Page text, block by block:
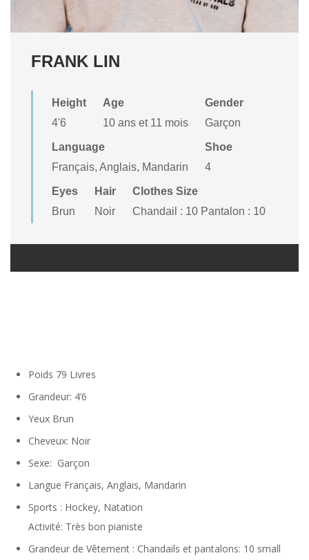
FRANK LIN
Height
4'6
Age
10 ans et 11 mois
Gender
Garçon
Language
Français, Anglais, Mandarin
Shoe
4
Eyes
Brun
Hair
Noir
Clothes Size
Chandail : 10 Pantalon : 10
Poids 79 Livres
Grandeur: 4’6
Yeux Brun
Cheveux: Noir
Sexe: Garçon
Langue Français, Anglais, Mandarin
Sports : Hockey, Natation
Activité: Très bon pianiste
Grandeur de Vêtement : Chandails et pantalons: 10 small